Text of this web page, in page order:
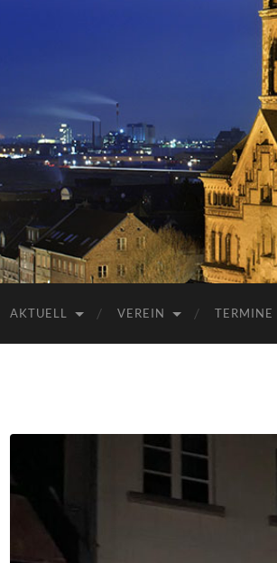
AKTUELL VEREIN TERMINE